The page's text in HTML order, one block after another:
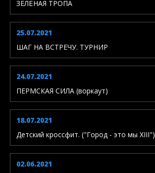
ЗЕЛЁНАЯ ТРОПА
25.07.2021
ШАГ НА ВСТРЕЧУ. ТУРНИР
24.07.2021
ПЕРМСКАЯ СИЛА (воркаут)
18.07.2021
Детский кроссфит. ("Город - это мы XIII")
02.06.2021